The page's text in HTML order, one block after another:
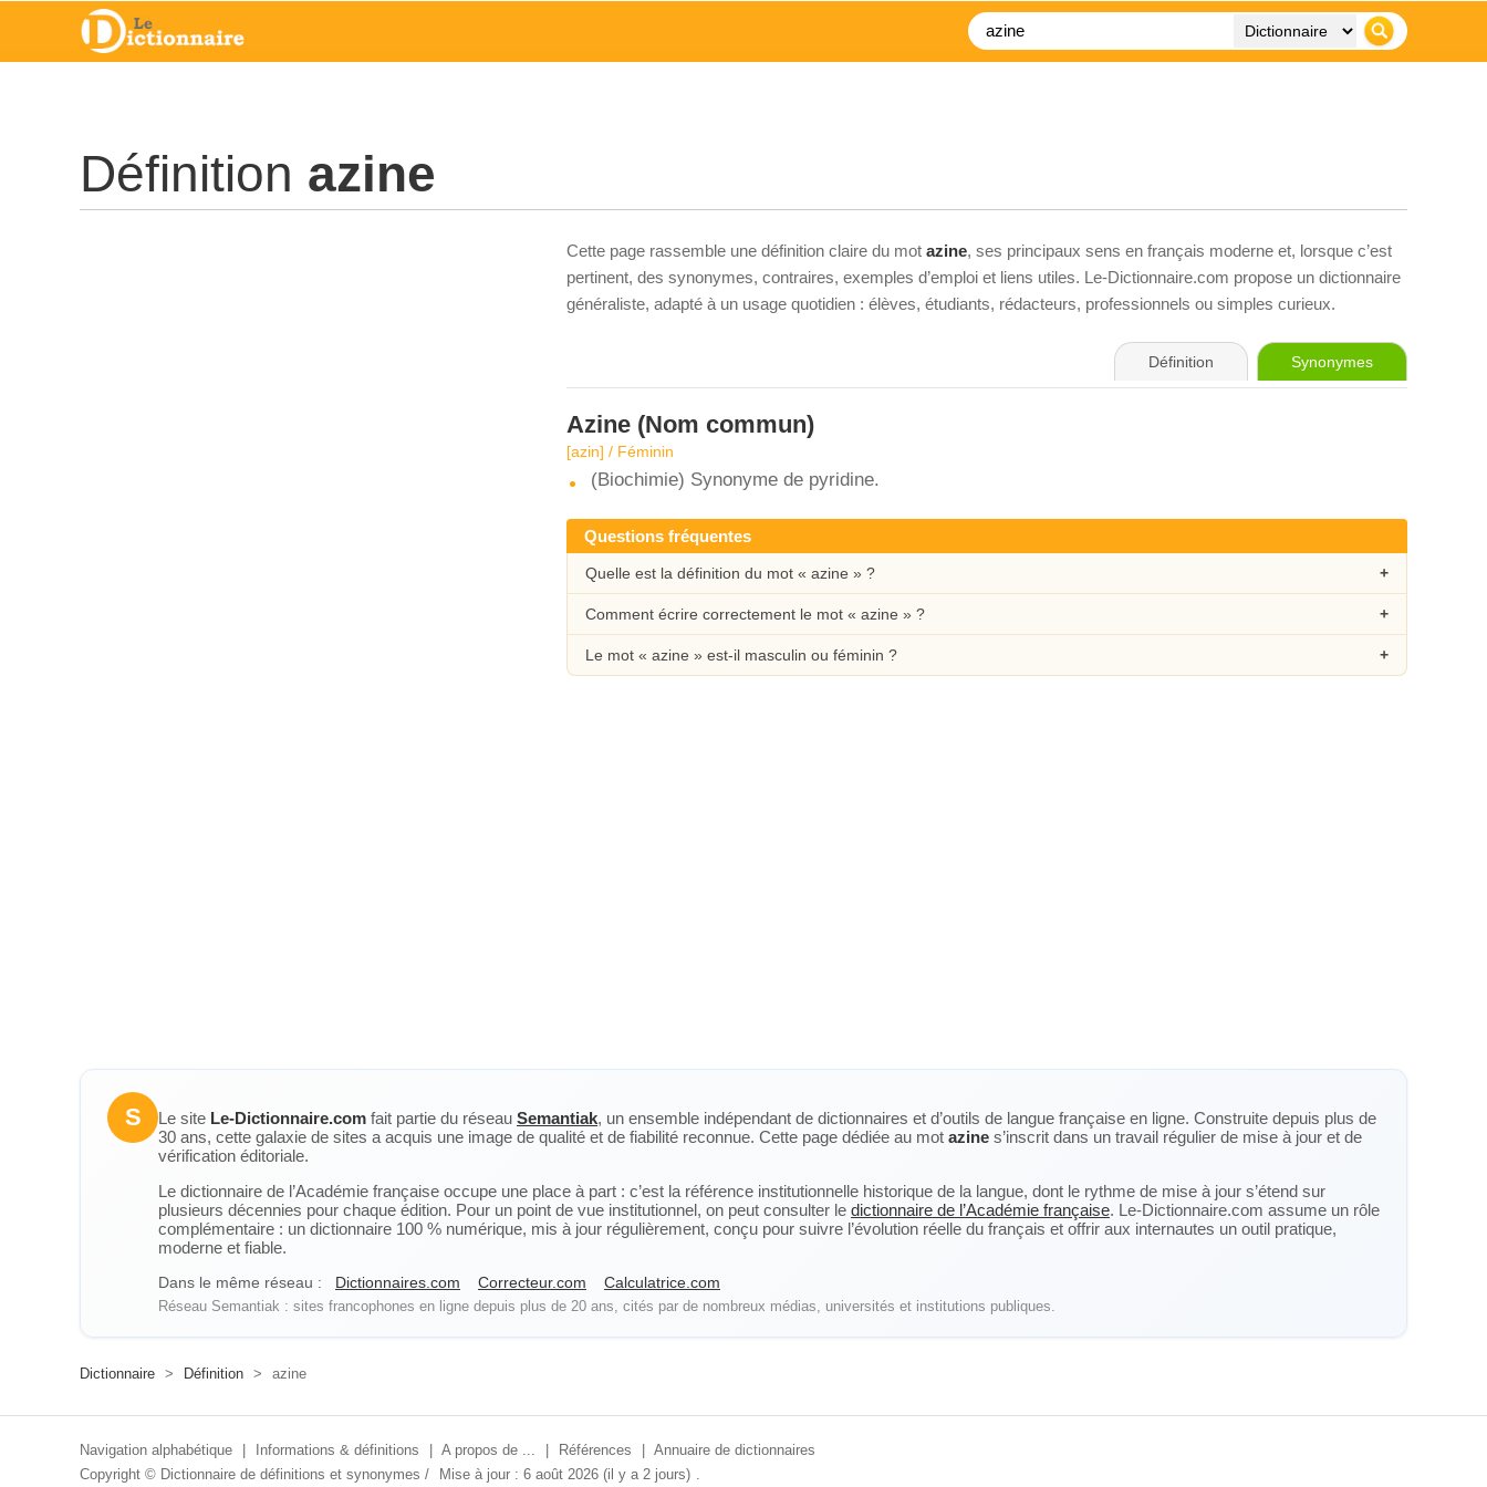
Définition azine
Cette page rassemble une définition claire du mot azine, ses principaux sens en français moderne et, lorsque c’est
pertinent, des synonymes, contraires, exemples d’emploi et liens utiles. Le-Dictionnaire.com propose un dictionnaire
généraliste, adapté à un usage quotidien : élèves, étudiants, rédacteurs, professionnels ou simples curieux.
Définition Synonymes
Azine (Nom commun)
[azin] / Féminin
(Biochimie) Synonyme de pyridine.
Questions fréquentes
Quelle est la définition du mot « azine » ?
Comment écrire correctement le mot « azine » ?
Le mot « azine » est-il masculin ou féminin ?
S Le site Le-Dictionnaire.com fait partie du réseau Semantiak, un ensemble indépendant de dictionnaires et d’outils de langue française en ligne. Construite depuis plus de
30 ans, cette galaxie de sites a acquis une image de qualité et de fiabilité reconnue. Cette page dédiée au mot azine s’inscrit dans un travail régulier de mise à jour et de
vérification éditoriale.
Le dictionnaire de l’Académie française occupe une place à part : c’est la référence institutionnelle historique de la langue, dont le rythme de mise à jour s’étend sur
plusieurs décennies pour chaque édition. Pour un point de vue institutionnel, on peut consulter le dictionnaire de l’Académie française. Le-Dictionnaire.com assume un rôle
complémentaire : un dictionnaire 100 % numérique, mis à jour régulièrement, conçu pour suivre l’évolution réelle du français et offrir aux internautes un outil pratique,
moderne et fiable.
Dans le même réseau : Dictionnaires.com Correcteur.com Calculatrice.com
Réseau Semantiak : sites francophones en ligne depuis plus de 20 ans, cités par de nombreux médias, universités et institutions publiques.
Dictionnaire > Définition > azine
Navigation alphabétique Informations & définitions A propos de ... Références
Annuaire de dictionnaires
Copyright © Dictionnaire de définitions et synonymes / Mise à jour : 6 août 2026 (il y a 2 jours) .